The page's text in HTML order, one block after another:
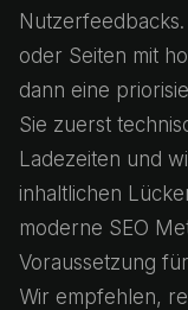
oder Seiten mit
dann eine
Sie zuerst
Ladezeiten und
inhaltlichen
moderne SEO
Voraussetzung
Wir empfehlen,